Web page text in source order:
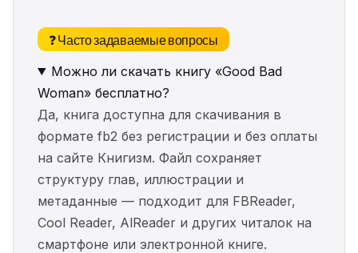
❓ Часто задаваемые вопросы
Можно ли скачать книгу «Good Bad
Woman» бесплатно?
Да, книга доступна для скачивания в
формате fb2 без регистрации и без оплаты
на сайте Книгизм. Файл сохраняет
структуру глав, иллюстрации и
метаданные — подходит для FBReader,
Cool Reader, AlReader и других читалок на
смартфоне или электронной книге.